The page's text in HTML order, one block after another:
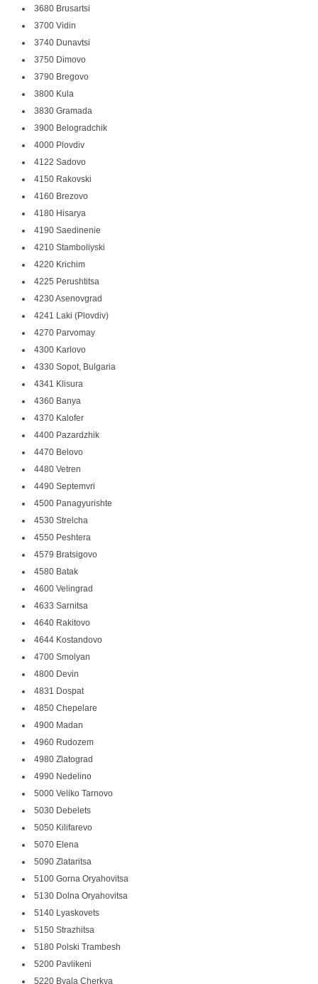
3680 Brusartsi
3700 Vidin
3740 Dunavtsi
3750 Dimovo
3790 Bregovo
3800 Kula
3830 Gramada
3900 Belogradchik
4000 Plovdiv
4122 Sadovo
4150 Rakovski
4160 Brezovo
4180 Hisarya
4190 Saedinenie
4210 Stamboliyski
4220 Krichim
4225 Perushtitsa
4230 Asenovgrad
4241 Laki (Plovdiv)
4270 Parvomay
4300 Karlovo
4330 Sopot, Bulgaria
4341 Klisura
4360 Banya
4370 Kalofer
4400 Pazardzhik
4470 Belovo
4480 Vetren
4490 Septemvri
4500 Panagyurishte
4530 Strelcha
4550 Peshtera
4579 Bratsigovo
4580 Batak
4600 Velingrad
4633 Sarnitsa
4640 Rakitovo
4644 Kostandovo
4700 Smolyan
4800 Devin
4831 Dospat
4850 Chepelare
4900 Madan
4960 Rudozem
4980 Zlatograd
4990 Nedelino
5000 Veliko Tarnovo
5030 Debelets
5050 Kilifarevo
5070 Elena
5090 Zlataritsa
5100 Gorna Oryahovitsa
5130 Dolna Oryahovitsa
5140 Lyaskovets
5150 Strazhitsa
5180 Polski Trambesh
5200 Pavlikeni
5220 Byala Cherkva